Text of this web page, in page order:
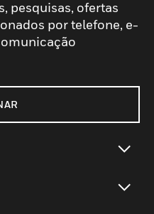
pesquisas, ofertas
por telefone, e-